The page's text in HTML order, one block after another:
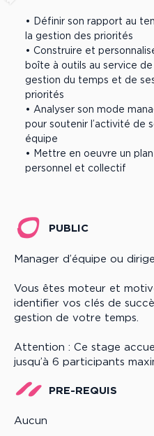
• Définir son rapport au
la gestion des priorités
• Construire et
boîte à outils au service de
gestion du temps et de
priorités
• Analyser son mode
pour soutenir l’activité de
équipe
• Mettre en oeuvre un plan
personnel et collectif
PUBLIC
Manager d’équipe ou
Vous êtes moteur et
identifier vos clés de
gestion de votre temps.
Attention : Ce stage
jusqu’à 6 participants
PRE-REQUIS
Aucun